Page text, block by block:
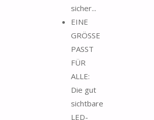
sicher...
EINE
GRÖSSE
PASST
FÜR
ALLE:
Die gut
sichtbare
LED-